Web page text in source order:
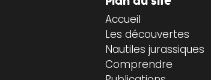
Accueil
Les découvertes
Nautiles jurassiques
Comprendre